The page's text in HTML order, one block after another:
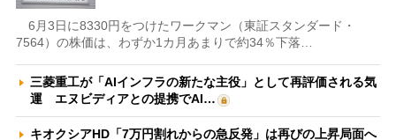
6月3日に8330円をつけたワークマン（東証スタンダード・
7564）の株価は、わずか1カ月あまりで約34％下落…
三菱重工が「AIインフラの新たな主役」として再評価される気
運 エヌビディアとの提携でAI…
キオクシアHD「7万円割れからの急反発」は再びの上昇局面へ